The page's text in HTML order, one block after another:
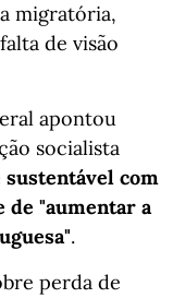
migratória,
de visão
apontou
socialista
sustentável com
de "aumentar a
.
perda de